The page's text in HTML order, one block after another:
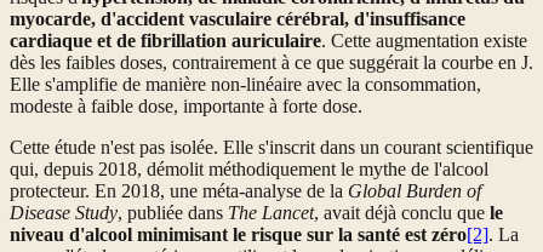
myocarde, d'accident vasculaire cérébral, d'insuffisance
cardiaque et de fibrillation auriculaire. Cette augmentation existe
dès les faibles doses, contrairement à ce que suggérait la courbe en J.
Elle s'amplifie de manière non-linéaire avec la consommation,
modeste à faible dose, importante à forte dose.
Cette étude n'est pas isolée. Elle s'inscrit dans un courant scientifique
qui, depuis 2018, démolit méthodiquement le mythe de l'alcool
protecteur. En 2018, une méta-analyse de la Global Burden of
Disease Study, publiée dans The Lancet, avait déjà conclu que le
niveau d'alcool minimisant le risque sur la santé est zéro[2]. La